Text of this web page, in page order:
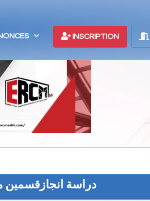
INSCRIPTION
دراسة انجازقسمين